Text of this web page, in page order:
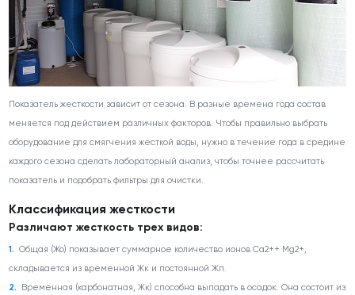
Показатель жесткости зависит от сезона. В разные времена года состав
меняется под действием различных факторов. Чтобы правильно выбрать
оборудование для смягчения жесткой воды, нужно в течение года в средине
каждого сезона сделать лабораторный анализ, чтобы точнее рассчитать
показатель и подобрать фильтры для очистки.
Классификация жесткости
Различают жесткость трех видов:
Общая (Жо) показывает суммарное количество ионов Са2++ Mg2+,
складывается из временной Жк и постоянной Жп.
Временная (карбонатная, Жк) способна выпадать в осадок. Она состоит из